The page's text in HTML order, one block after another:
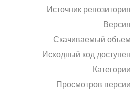
Источник репозитория
Версия
Скачиваемый объем
Исходный код доступен
Категории
Просмотров версии